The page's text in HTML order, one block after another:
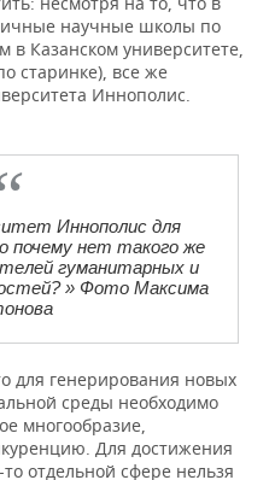
научные школы по
в Казанском университете,
старинке), все же
Иннополис.
Иннополис для
почему нет такого же
гуманитарных и
» Фото Максима
для генерирования новых
среды необходимо
многообразие,
Для достижения
отдельной сфере нельзя